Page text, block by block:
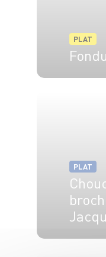
PLAT
PLAT